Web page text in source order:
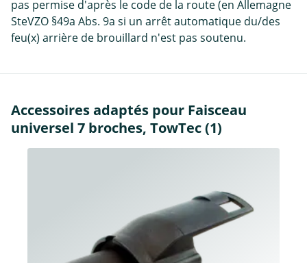
pas permise d'après le code de la route (en Allemagne
SteVZO §49a Abs. 9a si un arrêt automatique du/des
feu(x) arrière de brouillard n'est pas soutenu.
Accessoires adaptés pour Faisceau
universel 7 broches, TowTec (1)